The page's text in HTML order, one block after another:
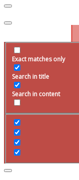
Exact matches only
Search in title
Search in content